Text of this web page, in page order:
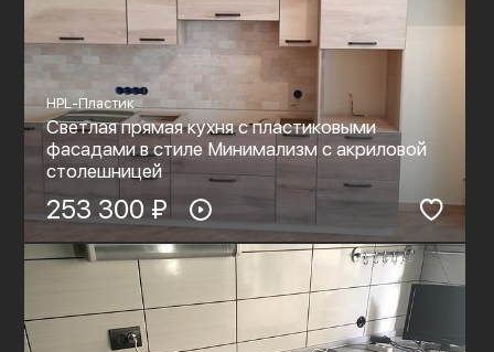
HPL-Пластик
Светлая прямая кухня с пластиковыми
фасадами в стиле Минимализм c акриловой
столешницей
253 300 ₽